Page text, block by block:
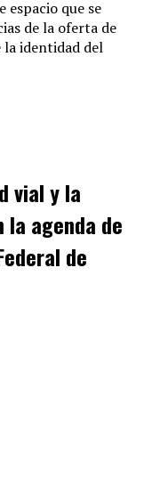
que se
de la oferta de
identidad del
vial y la
agenda de
de